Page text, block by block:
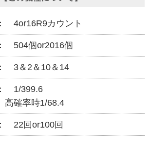
4or16R9カウント
504個or2016個
3＆2＆10＆14
1/399.6
高確率時1/68.4
22回or100回